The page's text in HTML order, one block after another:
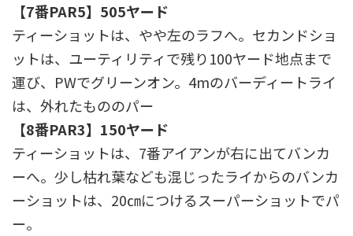
【7番PAR5】505ヤード
ティーショットは、やや左のラフへ。セカンドショ
ットは、ユーティリティで残り100ヤード地点まで
運び、PWでグリーンオン。4mのバーディートライ
は、外れたもののパー
【8番PAR3】150ヤード
ティーショットは、7番アイアンが右に出てバンカ
ーへ。少し枯れ葉なども混じったライからのバンカ
ーショットは、20㎝につけるスーパーショットでパ
ー。